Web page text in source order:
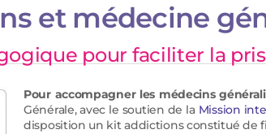
et médecine
pour faciliter la
Pour accompagner les médecins
Générale, avec le soutien de la Mission
disposition un kit addictions constitué de